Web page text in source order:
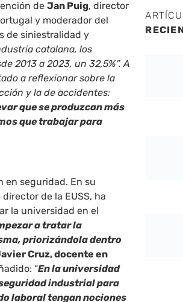
deJan Puig, director
y moderador del
de siniestralidad y
catalana, los
2013 a 2023, un 32,5%”. A
a reflexionar sobre la
y la de accidentes:
que se produzcan más
que trabajar para
en seguridad. En su
director de la EUSS, ha
la universidad en el
a tratar la
priorizándola dentro
Cruz, docente en
“En la universidad
industrial para
laboral tengan nociones